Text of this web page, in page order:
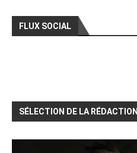
FLUX SOCIAL
SÉLECTION DE LA RÉDACTION